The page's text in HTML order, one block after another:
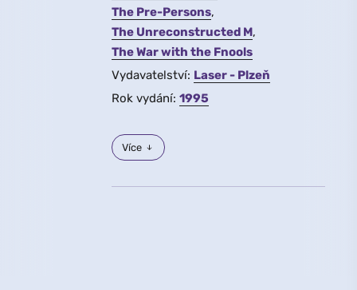
The Pre-Persons
The Unreconstructed M
The War with the Fnools
Vydavatelství: Laser - Plzeň
Rok vydání: 1995
Více